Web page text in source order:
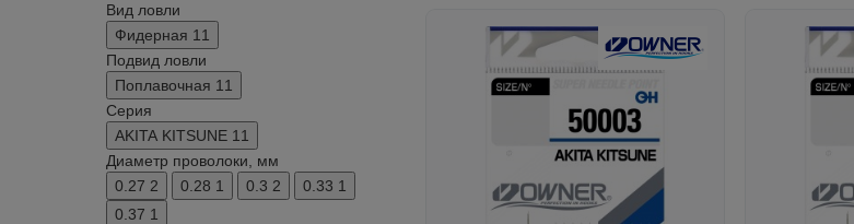
Вид ловли
Фидерная 11
Подвид ловли
Поплавочная 11
Серия
AKITA KITSUNE 11
Диаметр проволоки, мм
0.27 2 0.28 1 0.3 2 0.33 1
0.37 1